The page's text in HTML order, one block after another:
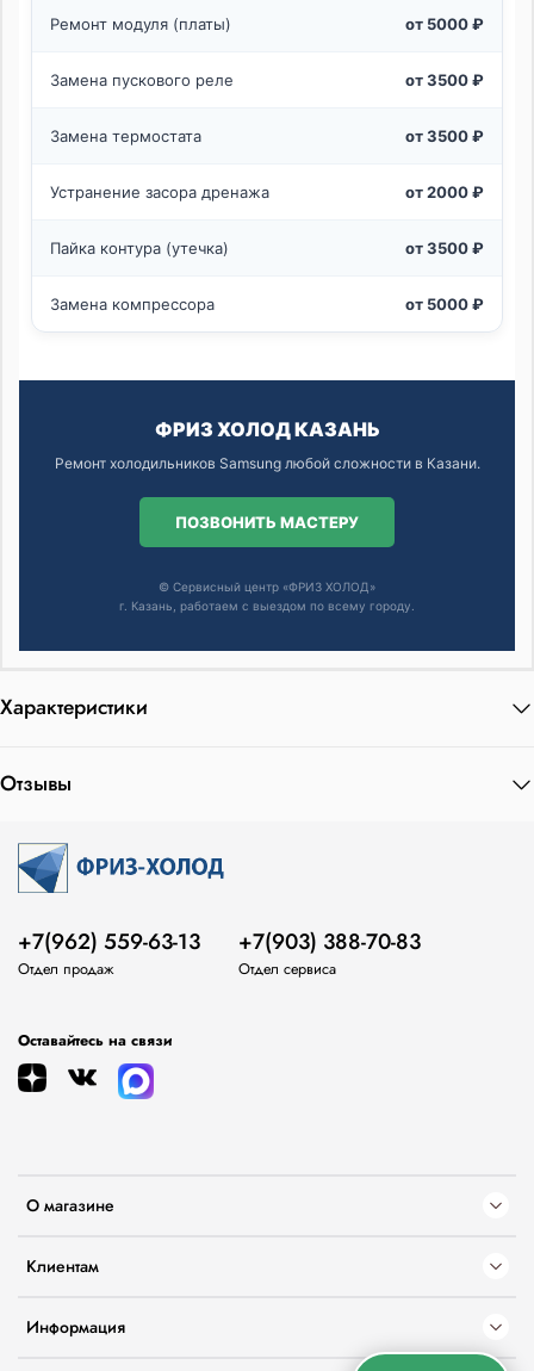
Ремонт модуля (платы) от 5000 ₽
Замена пускового реле от 3500 ₽
Замена термостата от 3500 ₽
Устранение засора дренажа от 2000 ₽
Пайка контура (утечка) от 3500 ₽
Замена компрессора от 5000 ₽
ФРИЗ ХОЛОД КАЗАНЬ
Ремонт холодильников Samsung любой сложности в Казани.
ПОЗВОНИТЬ МАСТЕРУ
© Сервисный центр «ФРИЗ ХОЛОД»
г. Казань, работаем с выездом по всему городу.
Характеристики
Отзывы
О магазине
Клиентам
Информация
+7(962) 559-63-13
Отдел продаж
+7(903) 388-70-83
Отдел сервиса
Оставайтесь на связи